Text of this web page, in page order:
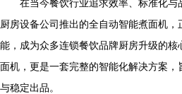
在当今餐饮行业追求效率、标准化
厨房设备公司推出的全自动智能煮面机
能，成为众多连锁餐饮品牌厨房升级的
面机，更是一套完整的智能化解决方案
与稳定出品。